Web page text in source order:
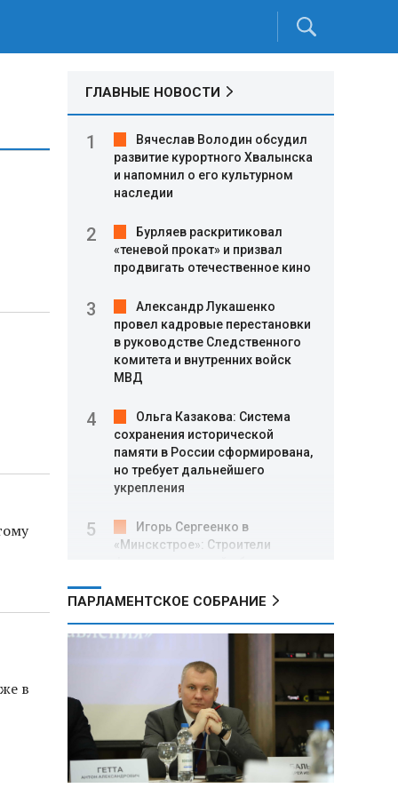
в
ГЛАВНЫЕ НОВОСТИ
Вячеслав Володин обсудил
развитие курортного Хвалынска
и напомнил о его культурном
наследии
Бурляев раскритиковал
«теневой прокат» и призвал
продвигать отечественное кино
Александр Лукашенко
провел кадровые перестановки
в руководстве Следственного
комитета и внутренних войск
МВД
Ольга Казакова: Система
сохранения исторической
памяти в России сформирована,
но требует дальнейшего
укрепления
Игорь Сергеенко в
«Минскстрое»: Строители
в улучшении охраны труда
МИД РФ: Поездка
Зеленского в США не принесла
ожидаемых результатов
Белорусские школьники
собрали первые «космические»
томаты из семян, побывавших
на орбите
ПАРЛАМЕНТСКОЕ СОБРАНИЕ